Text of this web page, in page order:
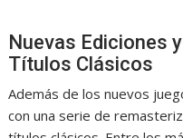
Nuevas Ediciones
Títulos Clásicos
Además de los nuevos
con una serie de